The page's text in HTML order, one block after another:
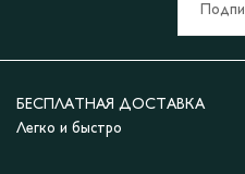
БЕСПЛАТНАЯ ДОСТАВКА
Легко и быстро